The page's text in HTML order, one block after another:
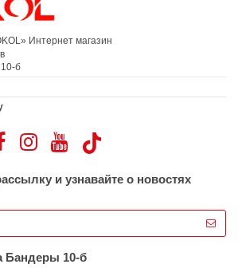
Интернет магазин
б
и узнавайте о новостях
Бандеры 10-б